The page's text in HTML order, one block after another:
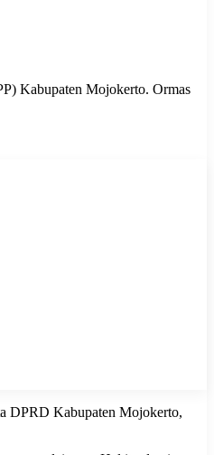
Kabupaten Mojokerto. Ormas
DPRD Kabupaten Mojokerto,